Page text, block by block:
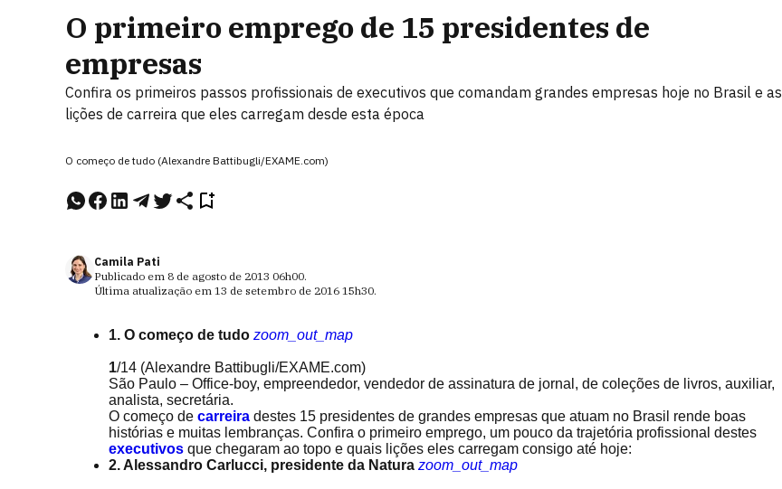
O primeiro emprego de 15 presidentes de
empresas
Confira os primeiros passos profissionais de executivos que comandam grandes empresas hoje no Brasil e as
lições de carreira que eles carregam desde esta época
O começo de tudo (Alexandre Battibugli/EXAME.com)
Camila Pati
Publicado em 8 de agosto de 2013 06h00.
Última atualização em 13 de setembro de 2016 15h30.
1. O começo de tudo zoom_out_map
1/14 (Alexandre Battibugli/EXAME.com)
São Paulo – Office-boy, empreendedor, vendedor de assinatura de jornal, de coleções de livros, auxiliar,
analista, secretária.
O começo de carreira destes 15 presidentes de grandes empresas que atuam no Brasil rende boas
histórias e muitas lembranças. Confira o primeiro emprego, um pouco da trajetória profissional destes
executivos que chegaram ao topo e quais lições eles carregam consigo até hoje:
2. Alessandro Carlucci, presidente da Natura zoom_out_map